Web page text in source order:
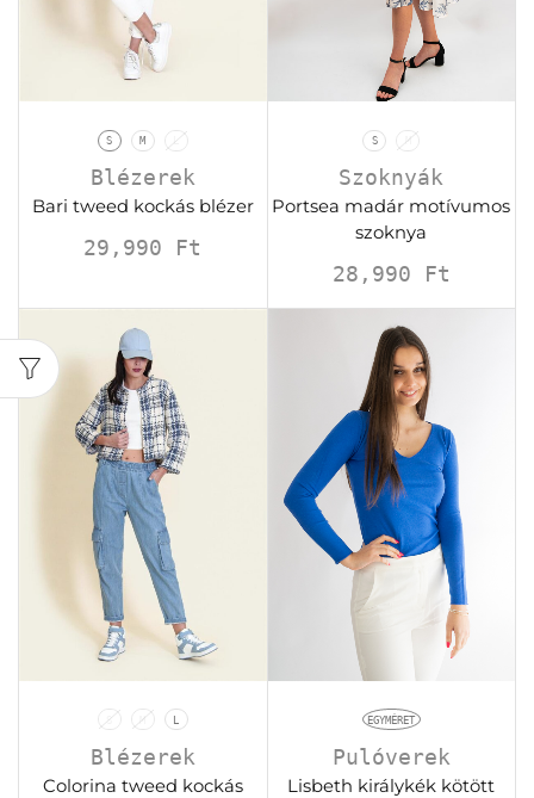
S M L
Blézerek
Bari tweed kockás blézer
29,990 Ft
S M
Szoknyák
Portsea madár motívumos
szoknya
28,990 Ft
S M L
Blézerek
Colorina tweed kockás
EGYMÉRET
Pulóverek
Lisbeth királykék kötött